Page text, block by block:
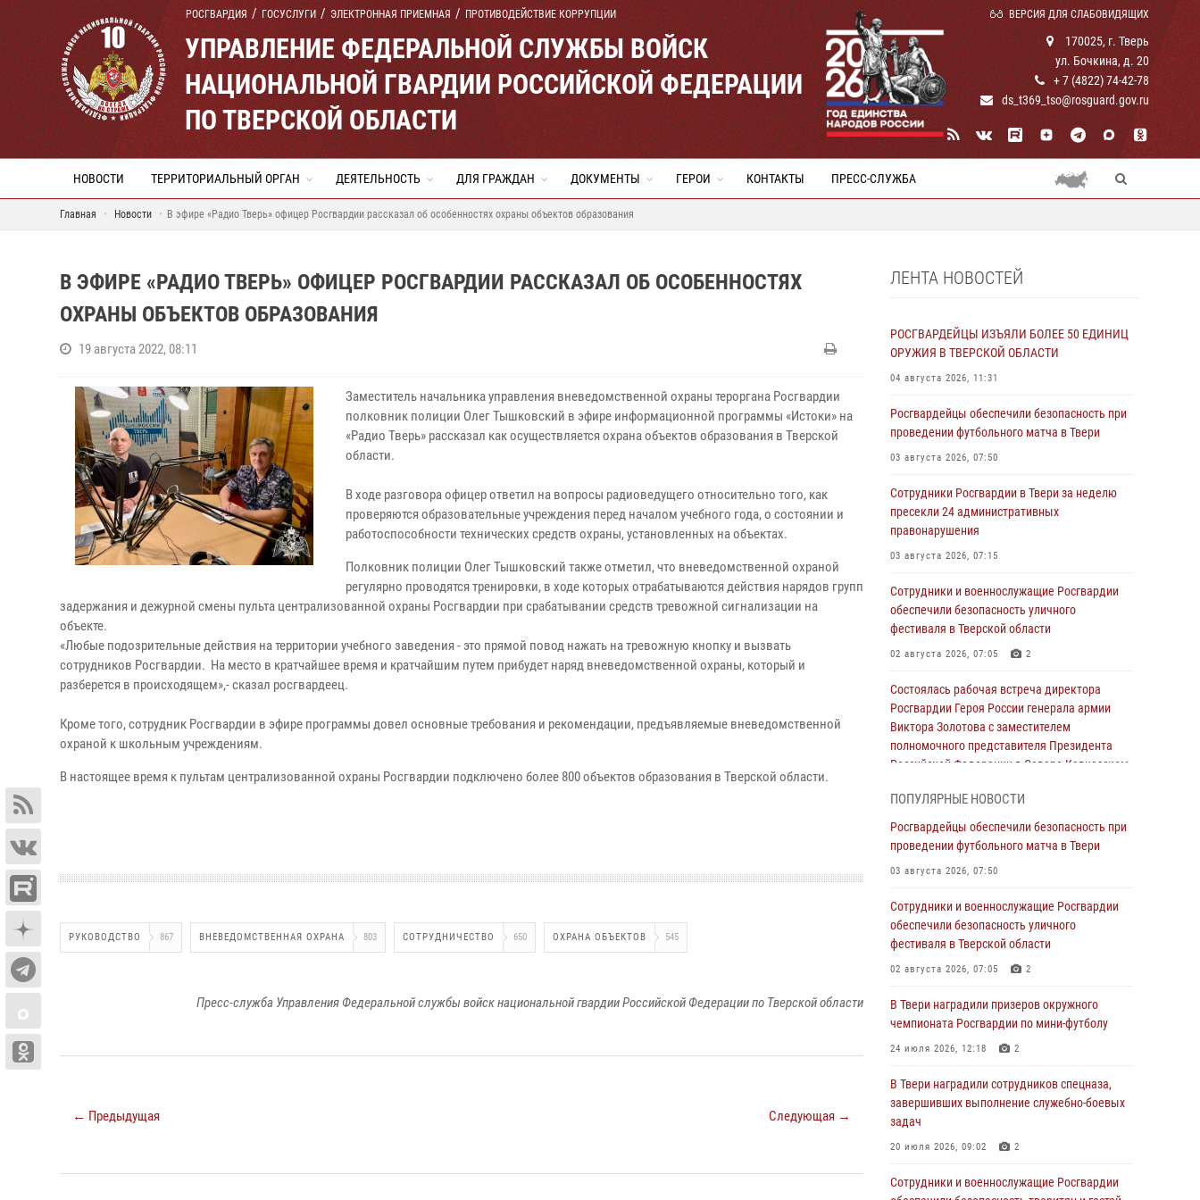
РОСГВАРДИЯ ГОСУСЛУГИ ЭЛЕКТРОННАЯ ПРИЕМНАЯ ПРОТИВОДЕЙСТВИЕ КОРРУПЦИИ ВЕРСИЯ ДЛЯ СЛАБОВИДЯЩИХ
УПРАВЛЕНИЕ ФЕДЕРАЛЬНОЙ СЛУЖБЫ ВОЙСК
НАЦИОНАЛЬНОЙ ГВАРДИИ РОССИЙСКОЙ ФЕДЕРАЦИИ
ПО ТВЕРСКОЙ ОБЛАСТИ
170025, г. Тверь
ул. Бочкина, д. 20
+ 7 (4822) 74-42-78
ds_t369_tso@rosguard.gov.ru
НОВОСТИ ТЕРРИТОРИАЛЬНЫЙ ОРГАН ДЕЯТЕЛЬНОСТЬ ДЛЯ ГРАЖДАН ДОКУМЕНТЫ ГЕРОИ КОНТАКТЫ ПРЕСС-СЛУЖБА
Главная Новости В эфире «Радио Тверь» офицер Росгвардии рассказал об особенностях охраны объектов образования
В ЭФИРЕ «РАДИО ТВЕРЬ» ОФИЦЕР РОСГВАРДИИ РАССКАЗАЛ ОБ ОСОБЕННОСТЯХ
ОХРАНЫ ОБЪЕКТОВ ОБРАЗОВАНИЯ
19 августа 2022, 08:11
Заместитель начальника управления вневедомственной охраны тероргана Росгвардии
полковник полиции Олег Тышковский в эфире информационной программы «Истоки» на
«Радио Тверь» рассказал как осуществляется охрана объектов образования в Тверской
области.
В ходе разговора офицер ответил на вопросы радиоведущего относительно того, как
проверяются образовательные учреждения перед началом учебного года, о состоянии и
работоспособности технических средств охраны, установленных на объектах.
Полковник полиции Олег Тышковский также отметил, что вневедомственной охраной
регулярно проводятся тренировки, в ходе которых отрабатываются действия нарядов групп
задержания и дежурной смены пульта централизованной охраны Росгвардии при срабатывании средств тревожной сигнализации на
объекте.
«Любые подозрительные действия на территории учебного заведения - это прямой повод нажать на тревожную кнопку и вызвать
сотрудников Росгвардии. На место в кратчайшее время и кратчайшим путем прибудет наряд вневедомственной охраны, который и
разберется в происходящем»,- сказал росгвардеец.
Кроме того, сотрудник Росгвардии в эфире программы довел основные требования и рекомендации, предъявляемые вневедомственной
охраной к школьным учреждениям.
В настоящее время к пультам централизованной охраны Росгвардии подключено более 800 объектов образования в Тверской области.
РУКОВОДСТВО 867 ВНЕВЕДОМСТВЕННАЯ ОХРАНА 803 СОТРУДНИЧЕСТВО 650 ОХРАНА ОБЪЕКТОВ 545
Пресс-служба Управления Федеральной службы войск национальной гвардии Российской Федерации по Тверской области
← Предыдущая Следующая →
ЛЕНТА НОВОСТЕЙ
РОСГВАРДЕЙЦЫ ИЗЪЯЛИ БОЛЕЕ 50 ЕДИНИЦ
ОРУЖИЯ В ТВЕРСКОЙ ОБЛАСТИ
04 августа 2026, 11:31
Росгвардейцы обеспечили безопасность при
проведении футбольного матча в Твери
03 августа 2026, 07:50
Сотрудники Росгвардии в Твери за неделю
пресекли 24 административных
правонарушения
03 августа 2026, 07:15
Сотрудники и военнослужащие Росгвардии
обеспечили безопасность уличного
фестиваля в Тверской области
02 августа 2026, 07:05 2
Состоялась рабочая встреча директора
Росгвардии Героя России генерала армии
Виктора Золотова с заместителем
полномочного представителя Президента
Российской Федерации в Северо-Кавказском
Росгвардейцы в Твери приняли участие в
Сотрудники вневедомственной охраны
совершили 250 выездов и пресекли 20
правонарушений за неделю в Тверской
27 июля 2026, 08:29
В Твери наградили призеров окружного
24 июля 2026, 12:18 2
Росгвардейцы оказали помощь водителю на
дороге в городе Кашин
ПОПУЛЯРНЫЕ НОВОСТИ
Росгвардейцы обеспечили безопасность при
проведении футбольного матча в Твери
03 августа 2026, 07:50
Сотрудники и военнослужащие Росгвардии
обеспечили безопасность уличного
фестиваля в Тверской области
02 августа 2026, 07:05 2
В Твери наградили призеров окружного
чемпионата Росгвардии по мини-футболу
24 июля 2026, 12:18 2
В Твери наградили сотрудников спецназа,
завершивших выполнение служебно-боевых
задач
20 июля 2026, 09:02 2
Сотрудники и военнослужащие Росгвардии